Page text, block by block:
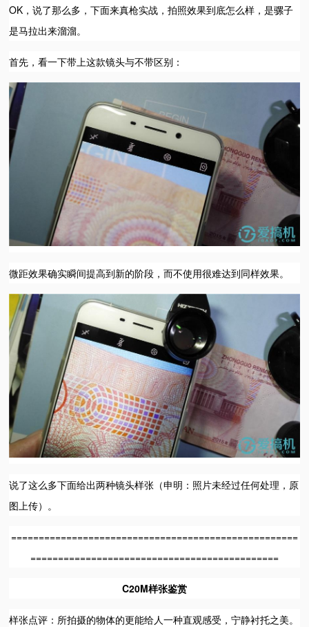
OK，说了那么多，下面来真枪实战，拍照效果到底怎么样，是骡子
是马拉出来溜溜。
首先，看一下带上这款镜头与不带区别：
微距效果确实瞬间提高到新的阶段，而不使用很难达到同样效果。
说了这么多下面给出两种镜头样张（申明：照片未经过任何处理，原
图上传）。
====================================================
=============================================
C20M样张鉴赏
样张点评：所拍摄的物体的更能给人一种直观感受，宁静衬托之美。